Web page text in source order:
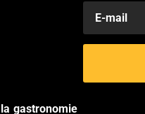
gastronomie